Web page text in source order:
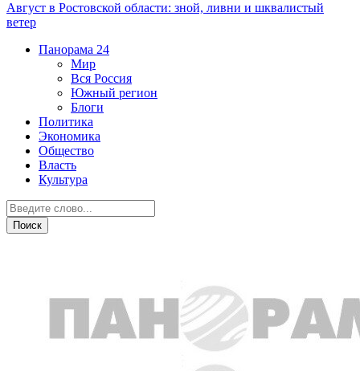
Август в Ростовской области: зной, ливни и шквалистый
ветер
Панорама 24
Мир
Вся Россия
Южный регион
Блоги
Политика
Экономика
Общество
Власть
Культура